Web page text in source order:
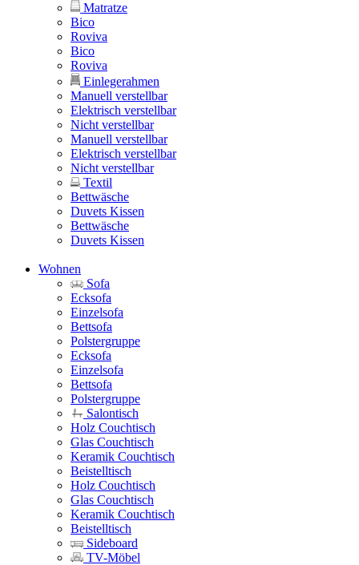
Matratze
Bico
Roviva
Bico
Roviva
Einlegerahmen
Manuell verstellbar
Elektrisch verstellbar
Nicht verstellbar
Manuell verstellbar
Elektrisch verstellbar
Nicht verstellbar
Textil
Bettwäsche
Duvets Kissen
Bettwäsche
Duvets Kissen
Wohnen
Sofa
Ecksofa
Einzelsofa
Bettsofa
Polstergruppe
Ecksofa
Einzelsofa
Bettsofa
Polstergruppe
Salontisch
Holz Couchtisch
Glas Couchtisch
Keramik Couchtisch
Beistelltisch
Holz Couchtisch
Glas Couchtisch
Keramik Couchtisch
Beistelltisch
Sideboard
TV-Möbel